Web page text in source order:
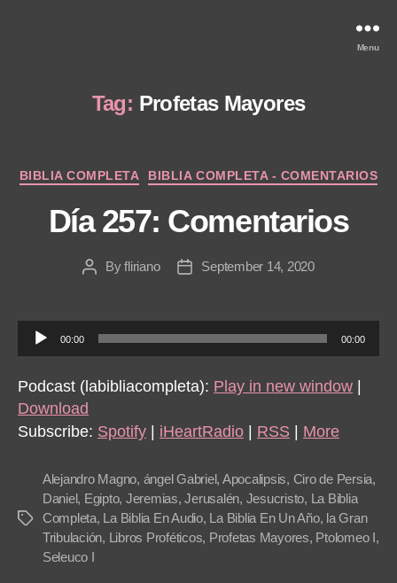
Menu
Tag: Profetas Mayores
Categories
BIBLIA COMPLETA BIBLIA COMPLETA - COMENTARIOS
Día 257: Comentarios
PostByfliriano
PostSeptember 14, 2020
u
d
i
o
y
00:00 00:00
Podcast (labibliacompleta): Play in new window
Download
Subscribe: Spotify iHeartRadio RSS More
Tags
Alejandro Magno, ángel Gabriel, Apocalipsis, Ciro de Persia,
Daniel, Egipto, Jeremias,Jerusalén, Jesucristo, La Biblia
Completa, La Biblia En Audio, La Biblia En Un Año, la Gran
Tribulación, Libros Proféticos, Profetas Mayores, Ptolomeo I,
Seleuco I